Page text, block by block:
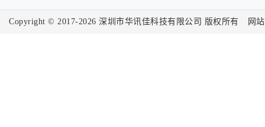
Copyright © 2017-2026 深圳市华讯佳科技有限公司 版权所有 网